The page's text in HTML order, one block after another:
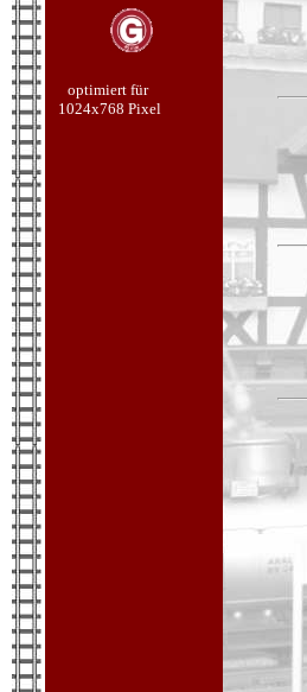
optimiert für
1024x768 Pixel